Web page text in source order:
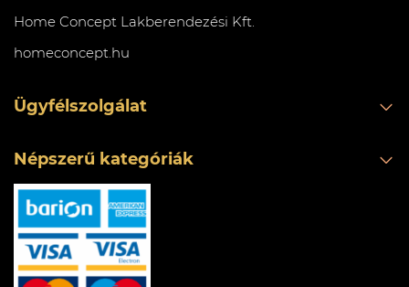
Home Concept Lakberendezési Kft.
homeconcept.hu
Ügyfélszolgálat
Népszerű kategóriák